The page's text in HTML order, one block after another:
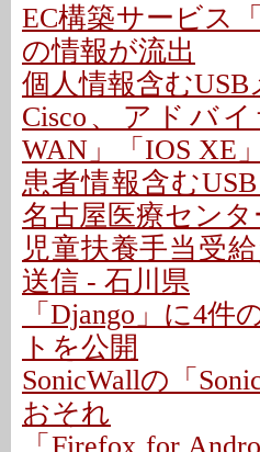
EC構築サービス
の情報が流出
個人情報含む
Cisco、アドバ
WAN」「IOS XE
患者情報含む
名古屋医療センタ
児童扶養手当受
送信 - 石川県
「Django」に4
トを公開
SonicWallの「
おそれ
「Firefox for